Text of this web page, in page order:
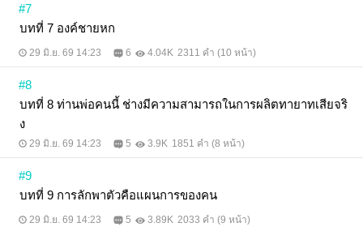
#7
บทที่ 7 องค์ชายหก
29 มิ.ย. 69 14:23 6 4.04K 2311 คำ (10 หน้า)
#8
บทที่ 8 ท่านพ่อคนนี้ ช่างมีความสามารถในการผลิตทายาทเสียจริ
ง
29 มิ.ย. 69 14:23 5 3.9K 1851 คำ (8 หน้า)
#9
บทที่ 9 การลักพาตัวคือแผนการของคน
29 มิ.ย. 69 14:23 5 3.89K 2033 คำ (9 หน้า)